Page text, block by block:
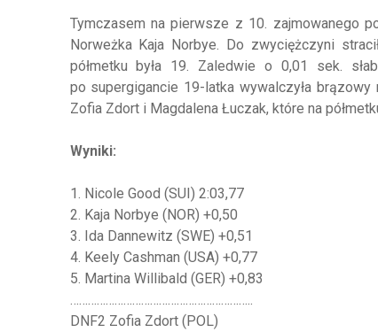
Tymczasem na pierwsze z 10. zajmowanego
Norweżka Kaja Norbye. Do zwyciężczyni
półmetku była 19. Zaledwie o 0,01 sek.
po supergigancie 19-latka wywalczyła
Zofia Zdort i Magdalena Łuczak, które na
Wyniki:
1. Nicole Good (SUI) 2:03,77
2. Kaja Norbye (NOR) +0,50
3. Ida Dannewitz (SWE) +0,51
4. Keely Cashman (USA) +0,77
5. Martina Willibald (GER) +0,83
……………………………………………………..
DNF2 Zofia Zdort (POL)